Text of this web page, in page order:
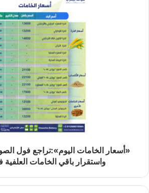
«أسعار الخامات اليوم»:تراجع فول
واستقرار باقي الخامات العلفية